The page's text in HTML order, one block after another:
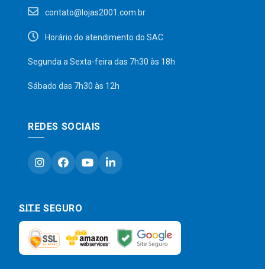
contato@lojas2001.com.br
Horário do atendimento do SAC
Segunda a Sexta-feira das 7h30 às 18h
Sábado das 7h30 às 12h
REDES SOCIAIS
SITE SEGURO